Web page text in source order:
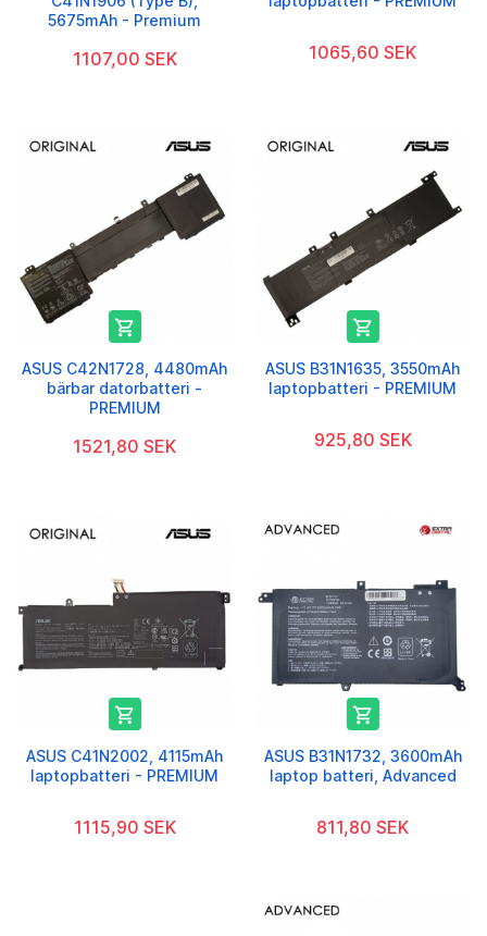
5675mAh - Premium
1107,00 SEK 1065,60 SEK

ASUS C42N1728, 4480mAh
bärbar datorbatteri -
PREMIUM
1521,80 SEK

ASUS B31N1635, 3550mAh
laptopbatteri - PREMIUM
925,80 SEK

ASUS C41N2002, 4115mAh
laptopbatteri - PREMIUM
1115,90 SEK

ASUS B31N1732, 3600mAh
laptop batteri, Advanced
811,80 SEK